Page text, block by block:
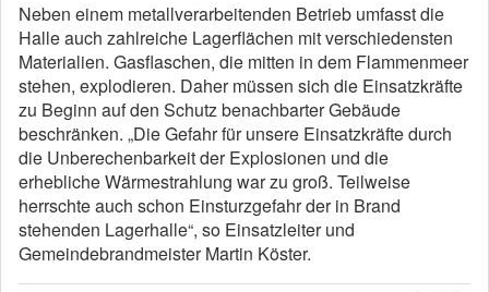
Neben einem metallverarbeitenden Betrieb umfasst die
Halle auch zahlreiche Lagerflächen mit verschiedensten
Materialien. Gasflaschen, die mitten in dem Flammenmeer
stehen, explodieren. Daher müssen sich die Einsatzkräfte
zu Beginn auf den Schutz benachbarter Gebäude
beschränken. „Die Gefahr für unsere Einsatzkräfte durch
die Unberechenbarkeit der Explosionen und die
erhebliche Wärmestrahlung war zu groß. Teilweise
herrschte auch schon Einsturzgefahr der in Brand
stehenden Lagerhalle“, so Einsatzleiter und
Gemeindebrandmeister Martin Köster.